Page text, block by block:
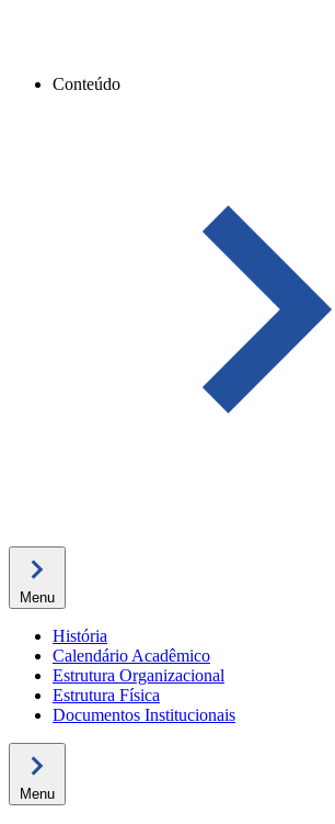
Conteúdo
Menu
História
Calendário Acadêmico
Estrutura Organizacional
Estrutura Física
Documentos Institucionais
Menu